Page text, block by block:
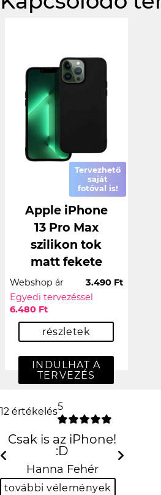
Tervezhető
saját
fotóval is!
Apple iPhone
13 Pro Max
szilikon tok
matt fekete
Webshop ár
3.490 Ft
Egyedi tervezéssel
6.480 Ft
részletek
INDULHAT A
TERVEZÉS
12 értékelés5
Csak is az iPhone!
:D
Hanna Fehér
Previous Next
további vélemények